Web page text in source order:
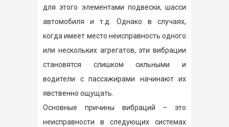
для этого элементами подвески, шасси
автомобиля и т.д. Однако в случаях,
когда имеет место неисправность одного
или нескольких агрегатов, эти вибрации
становятся слишком сильными и
водители с пассажирами начинают их
явственно ощущать.
Основные причины вибраций – это
неисправности в следующих системах